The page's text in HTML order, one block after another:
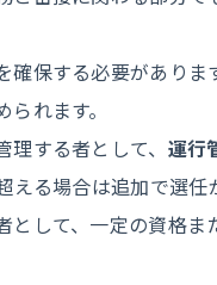
確保する必要があり
れます。
する者として、 運行
る場合は追加で選任
として、一定の資格